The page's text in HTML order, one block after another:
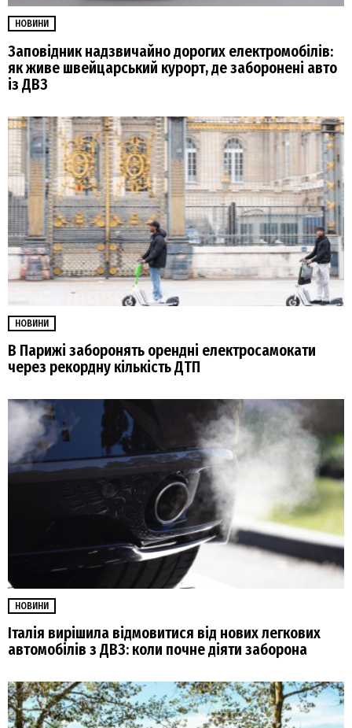
НОВИНИ
Заповідник надзвичайно дорогих електромобілів:
як живе швейцарський курорт, де заборонені авто
із ДВЗ
НОВИНИ
В Парижі заборонять орендні електросамокати
через рекордну кількість ДТП
НОВИНИ
Італія вирішила відмовитися від нових легкових
автомобілів з ДВЗ: коли почне діяти заборона